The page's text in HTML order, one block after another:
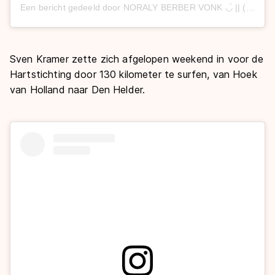
Sven Kramer zette zich afgelopen weekend in voor de
Hartstichting door 130 kilometer te surfen, van Hoek
van Holland naar Den Helder.